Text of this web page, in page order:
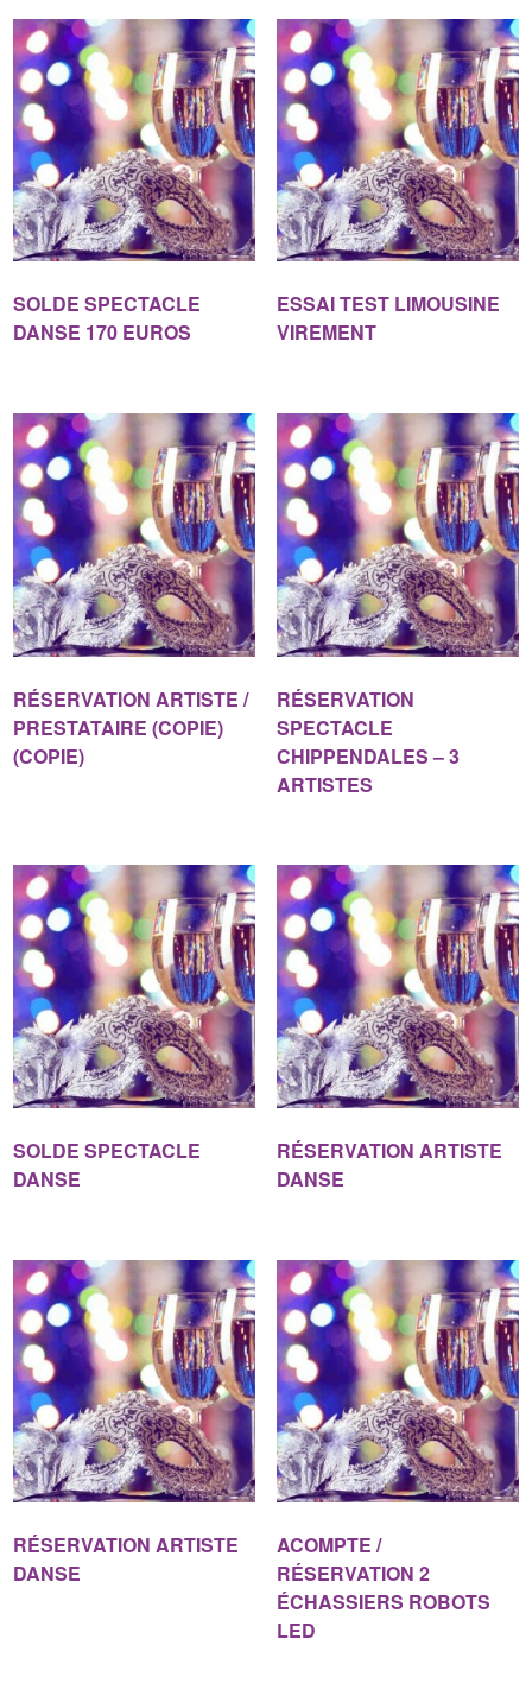
SOLDE SPECTACLE
DANSE 170 EUROS
ESSAI TEST LIMOUSINE
VIREMENT
RÉSERVATION ARTISTE /
PRESTATAIRE (COPIE)
(COPIE)
RÉSERVATION
SPECTACLE
CHIPPENDALES – 3
ARTISTES
SOLDE SPECTACLE
DANSE
RÉSERVATION ARTISTE
DANSE
RÉSERVATION ARTISTE
DANSE
ACOMPTE /
RÉSERVATION 2
ÉCHASSIERS ROBOTS
LED